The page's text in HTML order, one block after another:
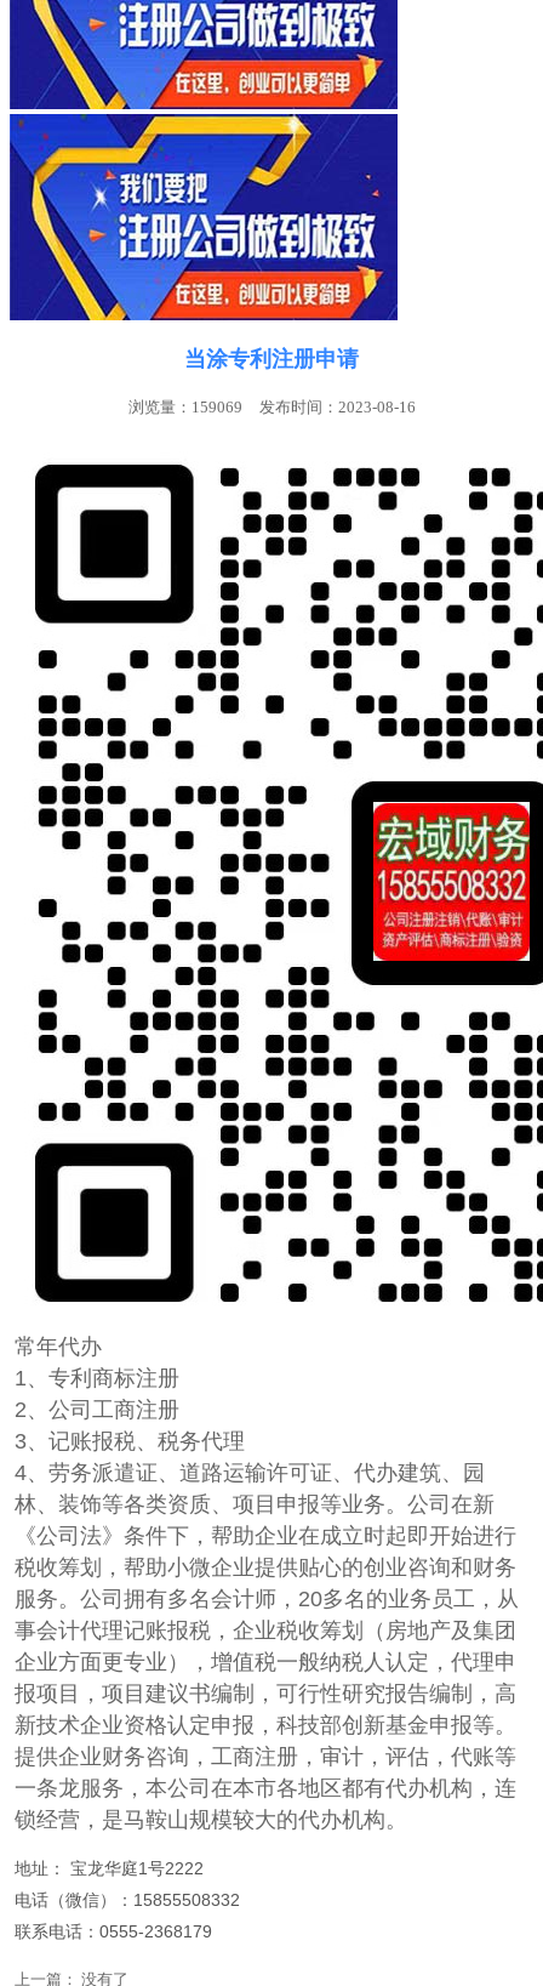
当涂专利注册申请
浏览量：159069 发布时间：2023-08-16
常年代办
1、专利商标注册
2、公司工商注册
3、记账报税、税务代理
4、劳务派遣证、道路运输许可证、代办建筑、园
林、装饰等各类资质、项目申报等业务。公司在新
《公司法》条件下，帮助企业在成立时起即开始进行
税收筹划，帮助小微企业提供贴心的创业咨询和财务
服务。公司拥有多名会计师，20多名的业务员工，从
事会计代理记账报税，企业税收筹划（房地产及集团
企业方面更专业），增值税一般纳税人认定，代理申
报项目，项目建议书编制，可行性研究报告编制，高
新技术企业资格认定申报，科技部创新基金申报等。
提供企业财务咨询，工商注册，审计，评估，代账等
一条龙服务，本公司在本市各地区都有代办机构，连
锁经营，是马鞍山规模较大的代办机构。
地址： 宝龙华庭1号2222
电话（微信）： 15855508332
联系电话：0555-2368179
上一篇： 没有了